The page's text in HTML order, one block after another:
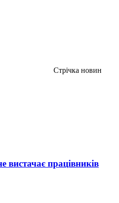
Стрічка новин
вистачає працівників